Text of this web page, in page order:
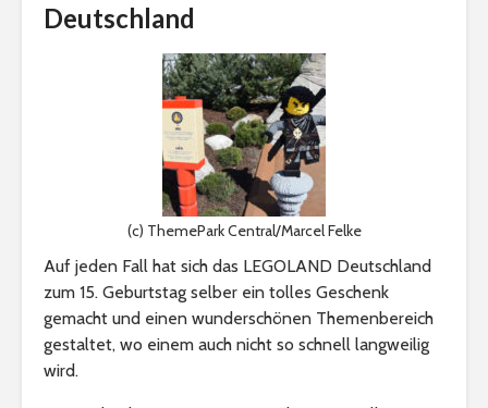
Deutschland
(c) ThemePark Central/Marcel Felke
Auf jeden Fall hat sich das LEGOLAND Deutschland
zum 15. Geburtstag selber ein tolles Geschenk
gemacht und einen wunderschönen Themenbereich
gestaltet, wo einem auch nicht so schnell langweilig
wird.